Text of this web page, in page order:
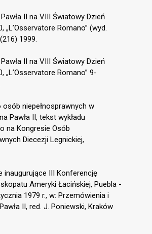
II na VIII Światowy Dzień
„L’Osservatore Romano” (wyd.
1999.
II na VIII Światowy Dzień
„L’Osservatore Romano” 9-
osób niepełnosprawnych w
Pawła II, tekst wykładu
na Kongresie Osób
Diecezji Legnickiej,
inaugurujące III Konferencję
Ameryki Łacińskiej, Puebla -
1979 r., w: Przemówienia i
II, red. J. Poniewski, Kraków